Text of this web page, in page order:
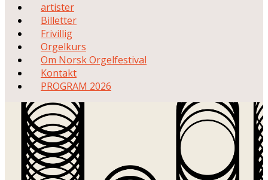
artister
Billetter
Frivillig
Orgelkurs
Om Norsk Orgelfestival
Kontakt
PROGRAM 2026